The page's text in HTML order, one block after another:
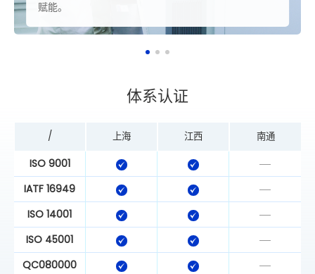
体系认证
/ 上海 江西 南通
ISO 9001
IATF 16949
ISO 14001
ISO 45001
QC080000